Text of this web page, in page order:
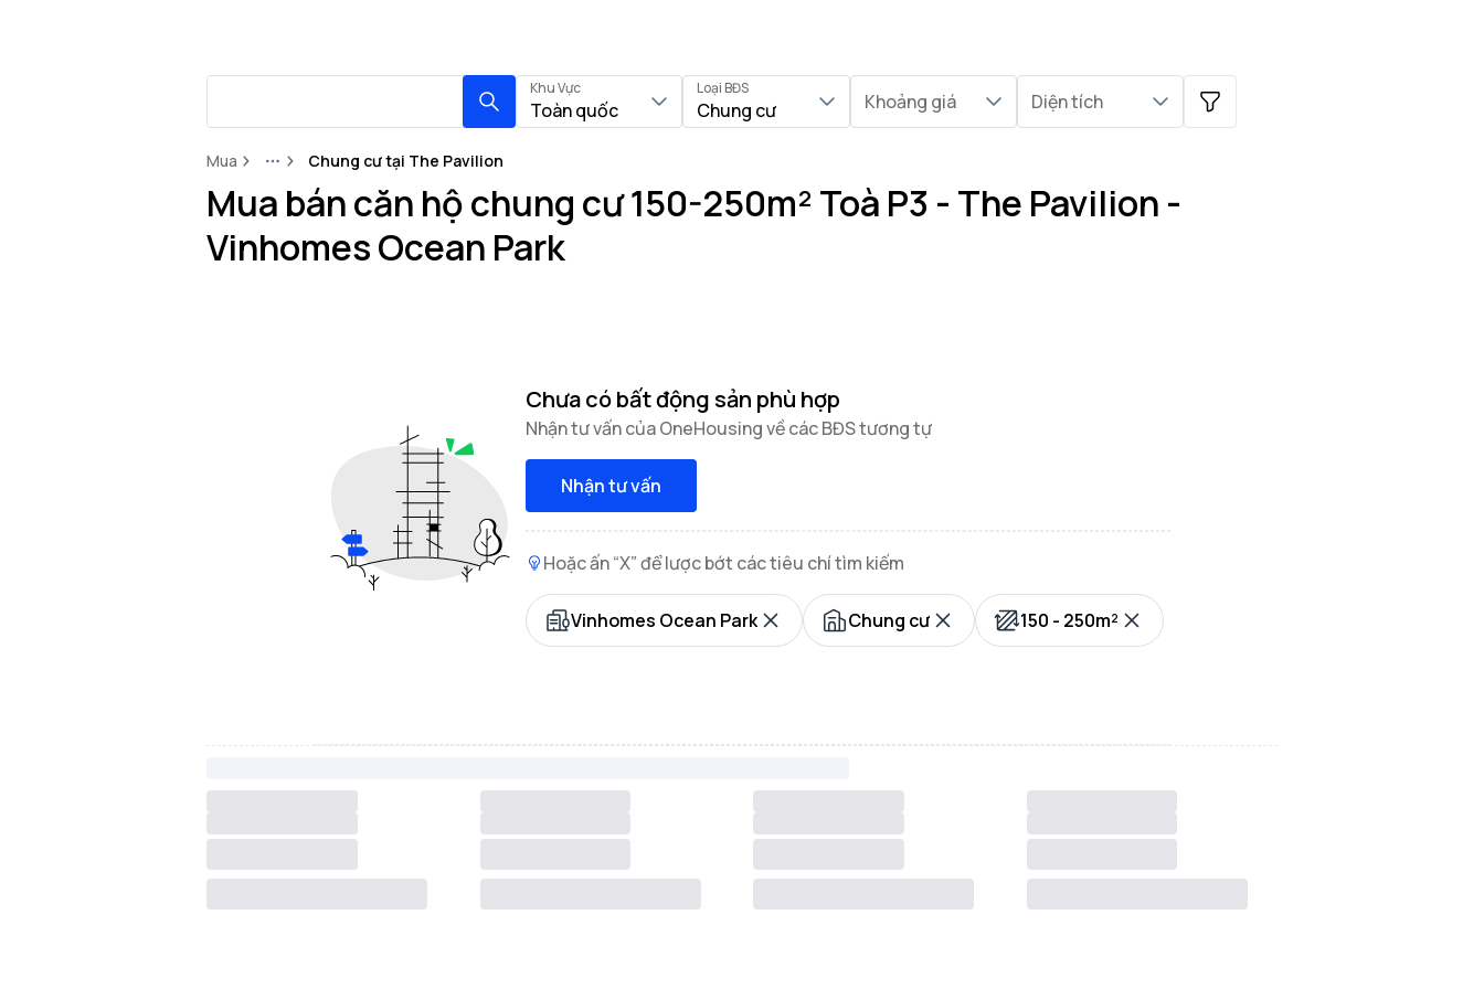
Khu Vực
Toàn quốc
Loại BĐS
Chung cư Khoảng giá Diện tích
Mua MoreChung cư tại The Pavilion
Mua bán căn hộ chung cư 150-250m² Toà P3 - The Pavilion -
Vinhomes Ocean Park
Chưa có bất động sản phù hợp
Nhận tư vấn của OneHousing về các BĐS tương tự
Nhận tư vấn
Hoặc ấn “X” để lược bớt các tiêu chí tìm kiếm
Vinhomes Ocean Park Chung cư 150 - 250m²